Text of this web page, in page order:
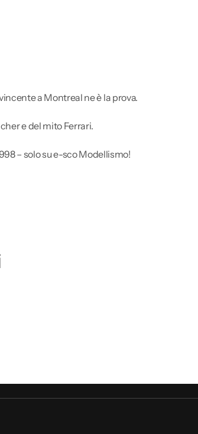
a Montreal ne è la prova.
e del mito Ferrari.
– solo su e-sco Modellismo!